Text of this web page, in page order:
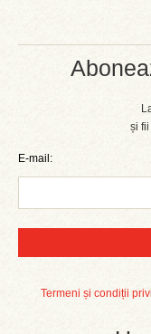
și
E-mail:
Termeni și condiții